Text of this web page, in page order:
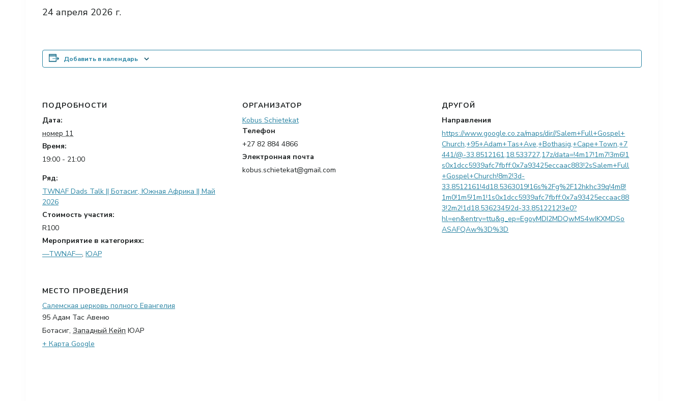
24 апреля 2026 г.
Добавить в календарь
ПОДРОБНОСТИ
Дата:
номер 11
Время:
19:00 - 21:00
Ряд:
TWNAF Dads Talk || Ботасиг, Южная Африка || Май
2026
Стоимость участия:
R100
Мероприятие в категориях:
—TWNAF—, ЮАР
ОРГАНИЗАТОР
Kobus Schietekat
Телефон
+27 82 884 4866
Электронная почта
kobus.schietekat@gmail.com
ДРУГОЙ
Направления
https://www.google.co.za/maps/dir//Salem+Full+Gospel+
Church,+95+Adam+Tas+Ave,+Bothasig,+Cape+Town,+7
441/@-33.8512161,18.533727,17z/data=!4m17!1m7!3m6!1
s0x1dcc5939afc7fbff:0x7a93425eccaac883!2sSalem+Full
+Gospel+Church!8m2!3d-
33.8512161!4d18.5363019!16s%2Fg%2F12hkhc39q!4m8!
1m0!1m5!1m1!1s0x1dcc5939afc7fbff:0x7a93425eccaac88
3!2m2!1d18.5362345!2d-33.8512212!3e0?
hl=en&entry=ttu&g_ep=EgoyMDI2MDQwMS4wIKXMDSo
ASAFQAw%3D%3D
МЕСТО ПРОВЕДЕНИЯ
Салемская церковь полного Евангелия
95 Адам Тас Авеню
Ботасиг, Западный Кейп ЮАР
+ Карта Google